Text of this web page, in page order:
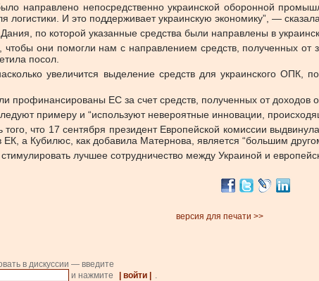
направлено непосредственно украинской оборонной
И это поддерживает украинскую экономику”, —
по которой указанные средства были направлены в
они помогли нам с направлением средств, полученных
посол.
увеличится выделение средств для украинского ОПК,
профинансированы ЕС за счет средств, полученных от доходов
примеру и “используют невероятные инновации,
что 17 сентября президент Европейской комиссии
а Кубилюс, как добавила Матернова, является “большим
стимулировать лучшее сотрудничество между Украиной и
версия для печати >>
в дискуссии — введите
и нажмите | войти |
.